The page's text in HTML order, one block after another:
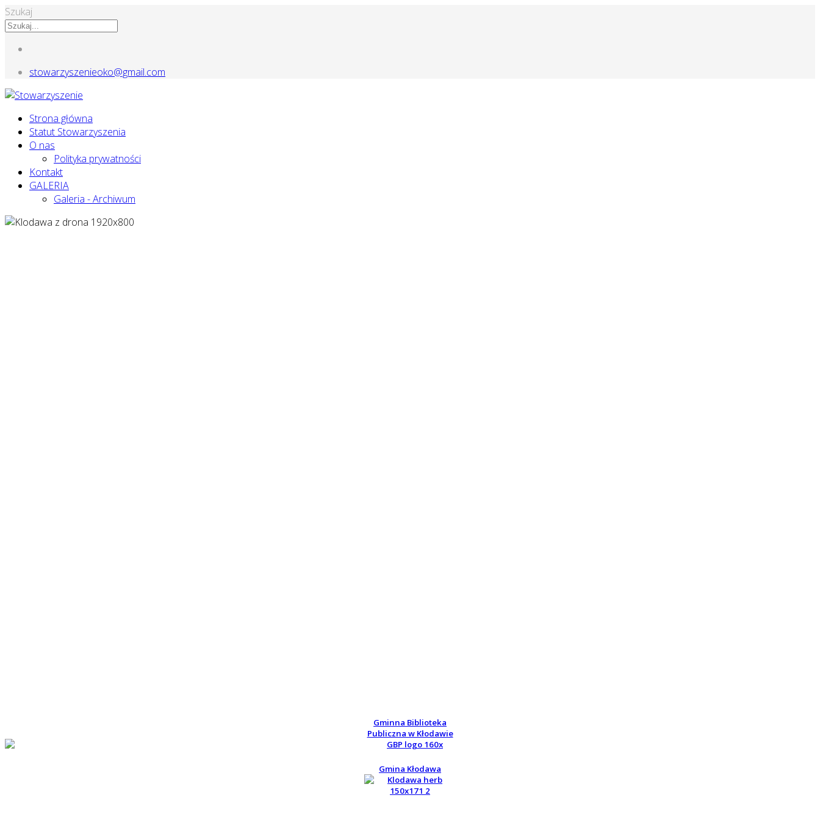
Szukaj
stowarzyszenieoko@gmail.com
Strona główna
Statut Stowarzyszenia
O nas
Polityka prywatności
Kontakt
GALERIA
Galeria - Archiwum
Gminna Biblioteka
Publiczna w Kłodawie
Gmina Kłodawa